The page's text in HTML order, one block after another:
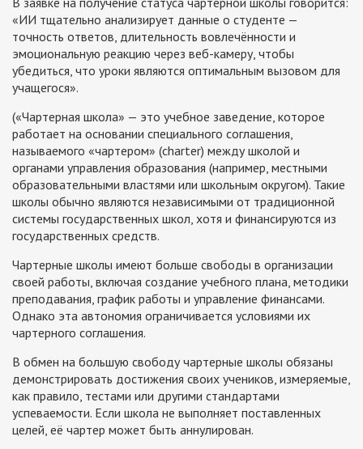
«ИИ тщательно анализирует данные о студенте —
точность ответов, длительность вовлечённости и
эмоциональную реакцию через веб-камеру, чтобы
убедиться, что уроки являются оптимальным вызовом для
учащегося».
(«Чартерная школа» — это учебное заведение, которое
работает на основании специального соглашения,
называемого «чартером» (charter) между школой и
органами управления образования (например, местными
образовательными властями или школьным округом). Такие
школы обычно являются независимыми от традиционной
системы государственных школ, хотя и финансируются из
государственных средств.
Чартерные школы имеют больше свободы в организации
своей работы, включая создание учебного плана, методики
преподавания, график работы и управление финансами.
Однако эта автономия ограничивается условиями их
чартерного соглашения.
В обмен на большую свободу чартерные школы обязаны
демонстрировать достижения своих учеников, измеряемые,
как правило, тестами или другими стандартами
успеваемости. Если школа не выполняет поставленных
целей, её чартер может быть аннулирован.